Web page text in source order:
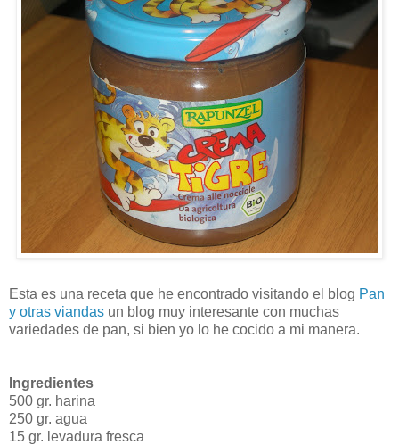
Esta es una receta que he encontrado visitando el blog Pan
y otras viandas un blog muy interesante con muchas
variedades de pan, si bien yo lo he cocido a mi manera.
Ingredientes
500 gr. harina
250 gr. agua
15 gr. levadura fresca